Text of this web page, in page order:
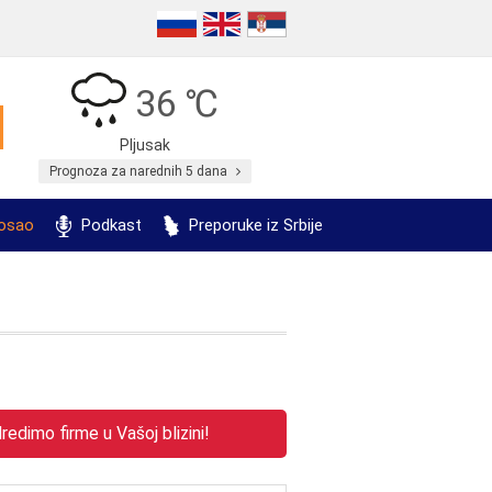
36 ℃
Pljusak
Prognoza za narednih 5 dana
Podkast Preporuke iz Srbije
firme u Vašoj blizini!